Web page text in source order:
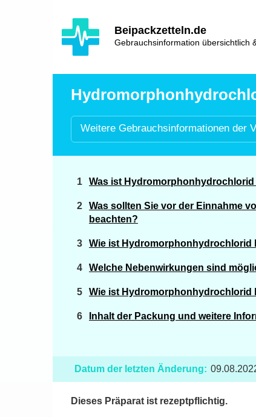
Beipackzetteln.de
Gebrauchsinformation übersichtlich
Hlavní
navigace
Weitere Gebrauchsinformationen der
Was ist
Was sollten Sie vor der Einnahme
beachten?
Wie ist Hydromorphonhydrochlorid
Welche Nebenwirkungen sind
Wie ist Hydromorphonhydrochlorid
Inhalt der Packung und weitere
Datum der letzten Änderung:
Dieses Präparat ist rezeptpflichtig.